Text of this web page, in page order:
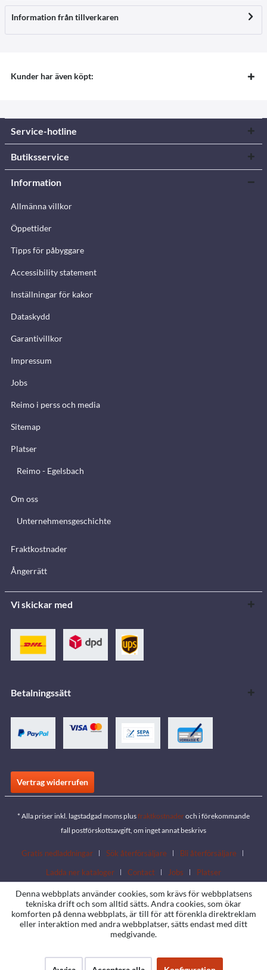
Information från tillverkaren
Kunder har även köpt:
Service-hotline
Butiksservice
Information
Allmänna villkor
Öppettider
Tipps för påbyggare
Accessibility statement
Inställningar för kakor
Dataskydd
Garantivillkor
Impressum
Jobs
Reimo i perss och media
Sitemap
Platser
Reimo - Egelsbach
Om oss
Unternehmensgeschichte
Fraktkostnader
Ångerrätt
Vi skickar med
Betalningssätt
Vertrag widerrufen
* Alla priser inkl. lagstadgad moms plusfraktkostnaderoch i förekommande
fall postförskottsavgift, om inget annat beskrivs
Gratis nedladdningar Sök återförsäljare
Bli återförsäljare
Ladda ner kataloger
Contact Jobs Platser
Denna webbplats använder cookies, som krävs för webbplatsens
tekniska drift och som alltid sätts. Andra cookies, som ökar
komforten på denna webbplats, är till för att förenkla direktreklam
eller interaktion med andra webbplatser, sätts endast med ditt
medgivande.